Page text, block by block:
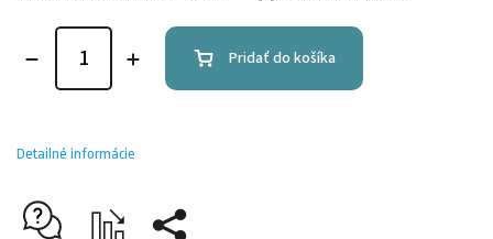
Pridať do košíka
Detailné informácie